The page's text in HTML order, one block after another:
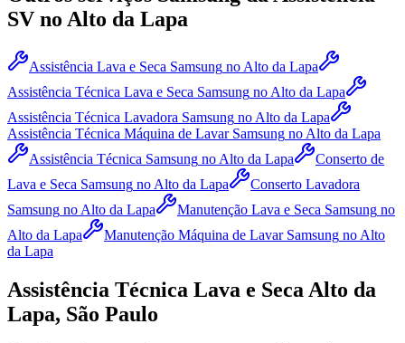
SV no Alto da Lapa
Assistência Lava e Seca Samsung no Alto da Lapa
Assistência Técnica Lava e Seca Samsung no Alto da Lapa
Assistência Técnica Lavadora Samsung no Alto da Lapa
Assistência Técnica Máquina de Lavar Samsung no Alto da Lapa
Assistência Técnica Samsung no Alto da Lapa
Conserto de
Lava e Seca Samsung no Alto da Lapa
Conserto Lavadora
Samsung no Alto da Lapa Manutenção Lava e Seca Samsung no
Alto da Lapa
Manutenção Máquina de Lavar Samsung no Alto
da Lapa
Assistência Técnica Lava e Seca Alto da
Lapa, São Paulo